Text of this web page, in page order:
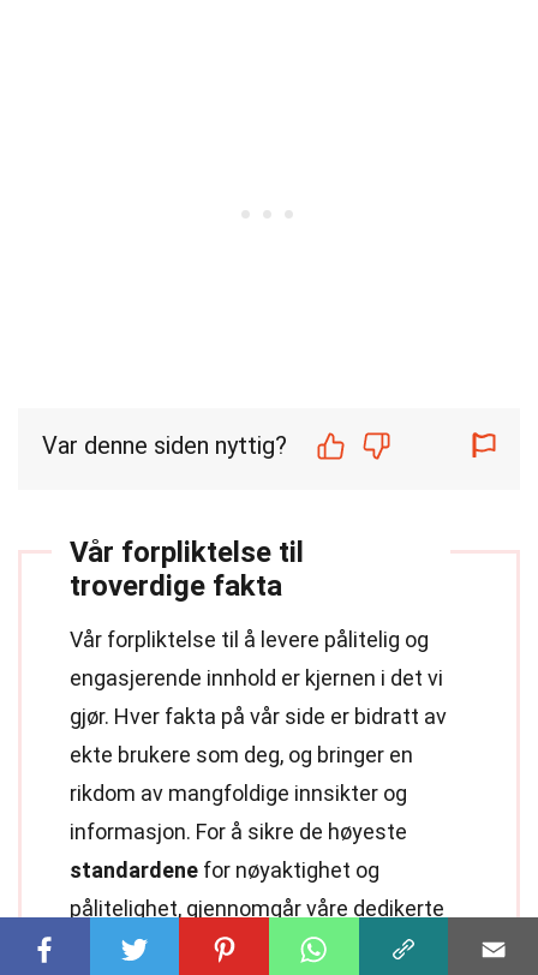
Var denne siden nyttig?
Vår forpliktelse til
troverdige fakta
Vår forpliktelse til å levere pålitelig og
engasjerende innhold er kjernen i det vi
gjør. Hver fakta på vår side er bidratt av
ekte brukere som deg, og bringer en
rikdom av mangfoldige innsikter og
informasjon. For å sikre de høyeste
standardene for nøyaktighet og
pålitelighet, gjennomgår våre dedikerte
redaktører
nøye hver innsending. Denne